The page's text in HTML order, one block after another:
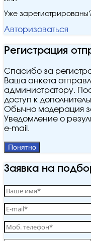
Уже
Авторизоваться
Регистрация
Спасибо за
Ваша анкета
администратору.
доступ к
Обычно модерация
Уведомление о
e‑mail.
Понятно
Заявка на